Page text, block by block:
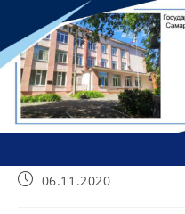
содержимому
Запись06.11.2020